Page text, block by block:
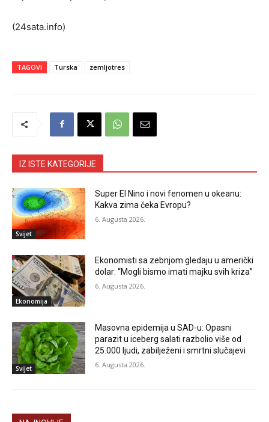
(24sata.info)
TAGOVI Turska zemljotres
IZ ISTE KATEGORIJE
Svijet
Super El Nino i novi fenomen u okeanu:
Kakva zima čeka Evropu?
6. Augusta 2026.
Ekonomija
Ekonomisti sa zebnjom gledaju u američki
dolar: “Mogli bismo imati majku svih kriza”
6. Augusta 2026.
Svijet
Masovna epidemija u SAD-u: Opasni
parazit u iceberg salati razbolio više od
25.000 ljudi, zabilježeni i smrtni slučajevi
6. Augusta 2026.